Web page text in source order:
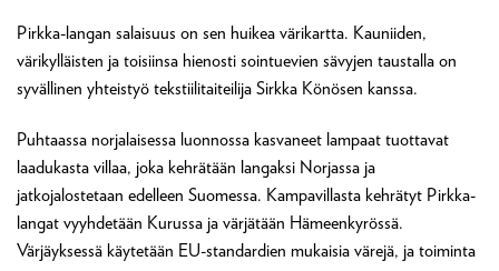
Pirkka-langan salaisuus on sen huikea värikartta. Kauniiden,
värikylläisten ja toisiinsa hienosti sointuevien sävyjen taustalla on
syvällinen yhteistyö tekstiilitaiteilija Sirkka Könösen kanssa.
Puhtaassa norjalaisessa luonnossa kasvaneet lampaat tuottavat
laadukasta villaa, joka kehrätään langaksi Norjassa ja
jatkojalostetaan edelleen Suomessa. Kampavillasta kehrätyt Pirkka-
langat vyyhdetään Kurussa ja värjätään Hämeenkyrössä.
Värjäyksessä käytetään EU-standardien mukaisia värejä, ja toiminta